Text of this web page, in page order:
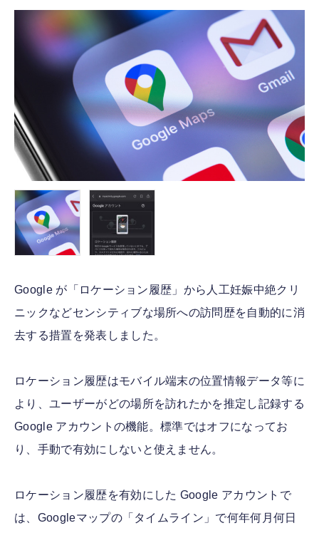
Google が「ロケーション履歴」から人工妊娠中絶クリ
ニックなどセンシティブな場所への訪問歴を自動的に消
去する措置を発表しました。
ロケーション履歴はモバイル端末の位置情報データ等に
より、ユーザーがどの場所を訪れたかを推定し記録する
Google アカウントの機能。標準ではオフになってお
り、手動で有効にしないと使えません。
ロケーション履歴を有効にした Google アカウントで
は、Googleマップの「タイムライン」で何年何月何日